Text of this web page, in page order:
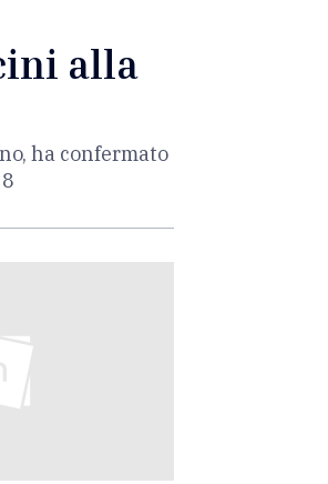
alla
ha confermato